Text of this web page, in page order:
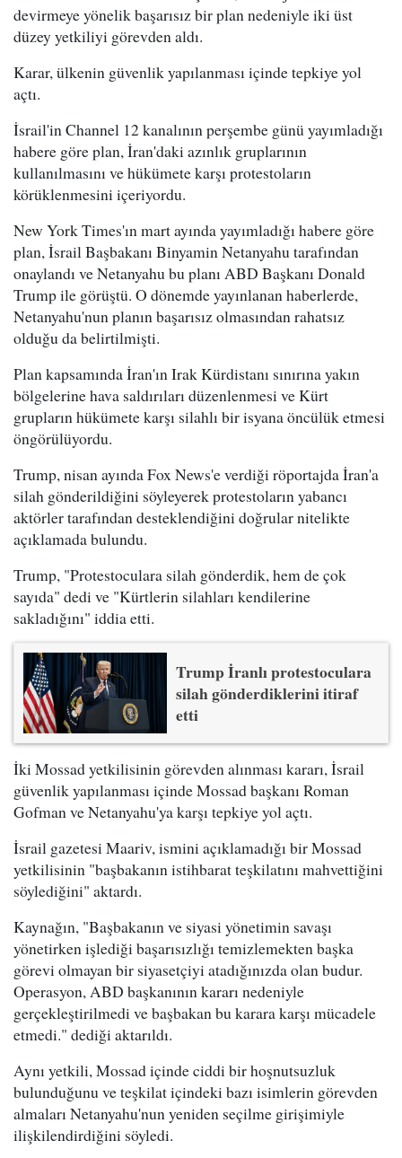
devirmeye yönelik başarısız bir plan nedeniyle iki üst
düzey yetkiliyi görevden aldı.
Karar, ülkenin güvenlik yapılanması içinde tepkiye yol
açtı.
İsrail'in Channel 12 kanalının perşembe günü yayımladığı
habere göre plan, İran'daki azınlık gruplarının
kullanılmasını ve hükümete karşı protestoların
körüklenmesini içeriyordu.
New York Times'ın mart ayında yayımladığı habere göre
plan, İsrail Başbakanı Binyamin Netanyahu tarafından
onaylandı ve Netanyahu bu planı ABD Başkanı Donald
Trump ile görüştü. O dönemde yayınlanan haberlerde,
Netanyahu'nun planın başarısız olmasından rahatsız
olduğu da belirtilmişti.
Plan kapsamında İran'ın Irak Kürdistanı sınırına yakın
bölgelerine hava saldırıları düzenlenmesi ve Kürt
grupların hükümete karşı silahlı bir isyana öncülük etmesi
öngörülüyordu.
Trump, nisan ayında Fox News'e verdiği röportajda İran'a
silah gönderildiğini söyleyerek protestoların yabancı
aktörler tarafından desteklendiğini doğrular nitelikte
açıklamada bulundu.
Trump, "Protestoculara silah gönderdik, hem de çok
sayıda" dedi ve "Kürtlerin silahları kendilerine
sakladığını" iddia etti.
Trump İranlı protestoculara
silah gönderdiklerini itiraf
etti
İki Mossad yetkilisinin görevden alınması kararı, İsrail
güvenlik yapılanması içinde Mossad başkanı Roman
Gofman ve Netanyahu'ya karşı tepkiye yol açtı.
İsrail gazetesi Maariv, ismini açıklamadığı bir Mossad
yetkilisinin "başbakanın istihbarat teşkilatını mahvettiğini
söylediğini" aktardı.
Kaynağın, "Başbakanın ve siyasi yönetimin savaşı
yönetirken işlediği başarısızlığı temizlemekten başka
görevi olmayan bir siyasetçiyi atadığınızda olan budur.
Operasyon, ABD başkanının kararı nedeniyle
gerçekleştirilmedi ve başbakan bu karara karşı mücadele
etmedi." dediği aktarıldı.
Aynı yetkili, Mossad içinde ciddi bir hoşnutsuzluk
bulunduğunu ve teşkilat içindeki bazı isimlerin görevden
almaları Netanyahu'nun yeniden seçilme girişimiyle
ilişkilendirdiğini söyledi.